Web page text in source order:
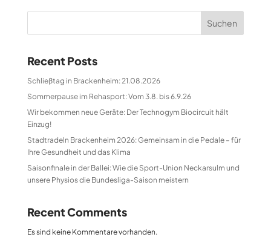
Suchen
Recent Posts
Schließtag in Brackenheim: 21.08.2026
Sommerpause im Rehasport: Vom 3.8. bis 6.9.26
Wir bekommen neue Geräte: Der Technogym Biocircuit hält
Einzug!
Stadtradeln Brackenheim 2026: Gemeinsam in die Pedale – für
Ihre Gesundheit und das Klima
Saisonfinale in der Ballei: Wie die Sport-Union Neckarsulm und
unsere Physios die Bundesliga-Saison meistern
Recent Comments
Es sind keine Kommentare vorhanden.